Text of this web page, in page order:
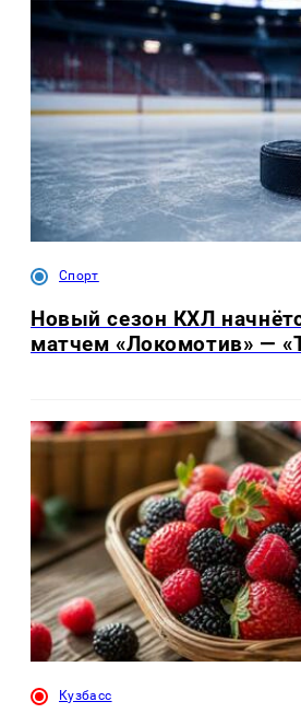
Спорт
Новый сезон КХЛ
матчем «Локомотив» —
Кузбасс